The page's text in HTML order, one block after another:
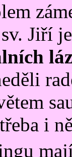
Jiří
i